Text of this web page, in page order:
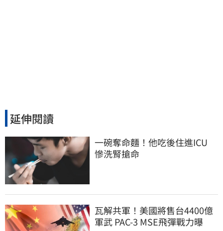
延伸閱讀
一碗奪命麵！他吃後住進ICU
慘洗腎搶命
瓦解共軍！美國將售台4400億
軍武 PAC-3 MSE飛彈戰力曝